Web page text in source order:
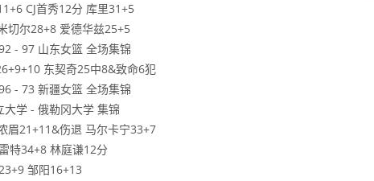
CJ首秀12分 库里31+5
切尔28+8 爱德华兹25+5
- 97 山东女篮 全场集锦
东契奇25中8&致命6犯
- 73 新疆女篮 全场集锦
学 - 俄勒冈大学 集锦
眉21+11&伤退 马尔卡宁33+7
特34+8 林庭谦12分
邹阳16+13